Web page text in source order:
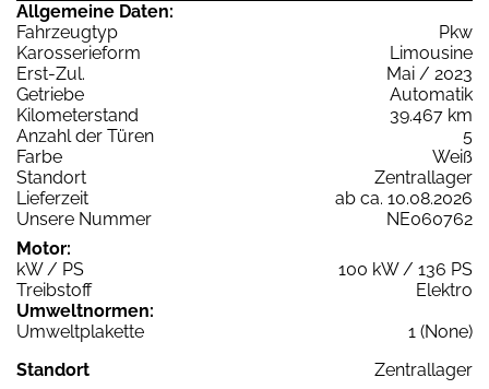
Allgemeine Daten:
Fahrzeugtyp
Pkw
Karosserieform
Limousine
Erst-Zul.
Mai / 2023
Getriebe
Automatik
Kilometerstand
39.467 km
Anzahl der Türen
5
Farbe
Weiß
Standort
Zentrallager
Lieferzeit
ab ca. 10.08.2026
Unsere Nummer
NE060762
Motor:
kW / PS
100 kW / 136 PS
Treibstoff
Elektro
Umweltnormen:
Umweltplakette
1 (None)
Standort
Zentrallager